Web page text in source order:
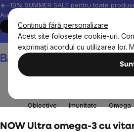
Continuă fără personalizare
Acest site folosește cookie-uri.
exprimați acordul cu utilizarea lor.
Treci
la
conținut
☀️−10% SUMMER SALE pentru toate
August, 2026.
Cumpără acum
Peste 200.000 de recenzii verificate
Obiective Imunitate Omega
NOW Ultra omega-3 cu